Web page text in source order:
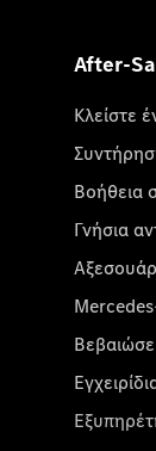
After-
Κλείστε
Βοήθεια
Γνήσια
Αξεσουάρ